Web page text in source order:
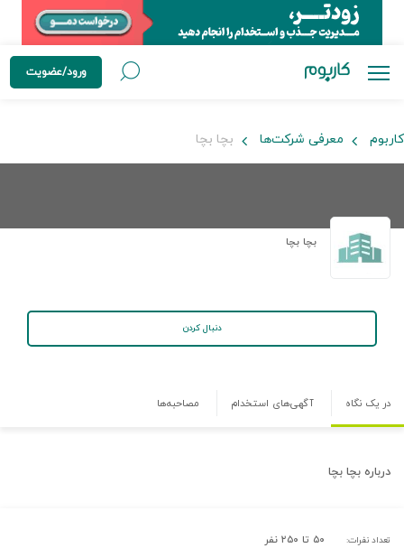
ورود/عضویت
کاربوم معرفی شرکت‌ها بچا بچا
بچا بچا
دنبال کردن
در یک نگاه آگهی‌های استخدام مصاحبه‌ها
درباره بچا بچا
تعداد نفرات: ۵۰ تا ۲۵۰ نفر